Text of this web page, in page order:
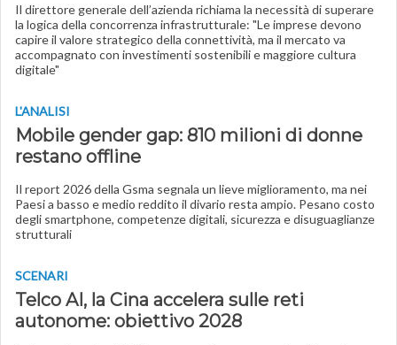
Il direttore generale dell’azienda richiama la necessità di superare
la logica della concorrenza infrastrutturale: "Le imprese devono
capire il valore strategico della connettività, ma il mercato va
accompagnato con investimenti sostenibili e maggiore cultura
digitale"
L'ANALISI
Mobile gender gap: 810 milioni di donne
restano offline
Il report 2026 della Gsma segnala un lieve miglioramento, ma nei
Paesi a basso e medio reddito il divario resta ampio. Pesano costo
degli smartphone, competenze digitali, sicurezza e disuguaglianze
strutturali
SCENARI
Telco AI, la Cina accelera sulle reti
autonome: obiettivo 2028